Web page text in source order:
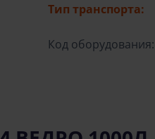
Тип транспорта:
Код оборудования: